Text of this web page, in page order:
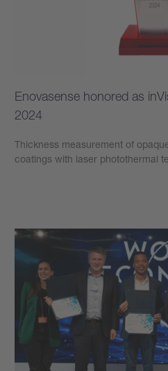
Enovasense honored as
2024
Thickness measurement of
coatings with laser photothermal